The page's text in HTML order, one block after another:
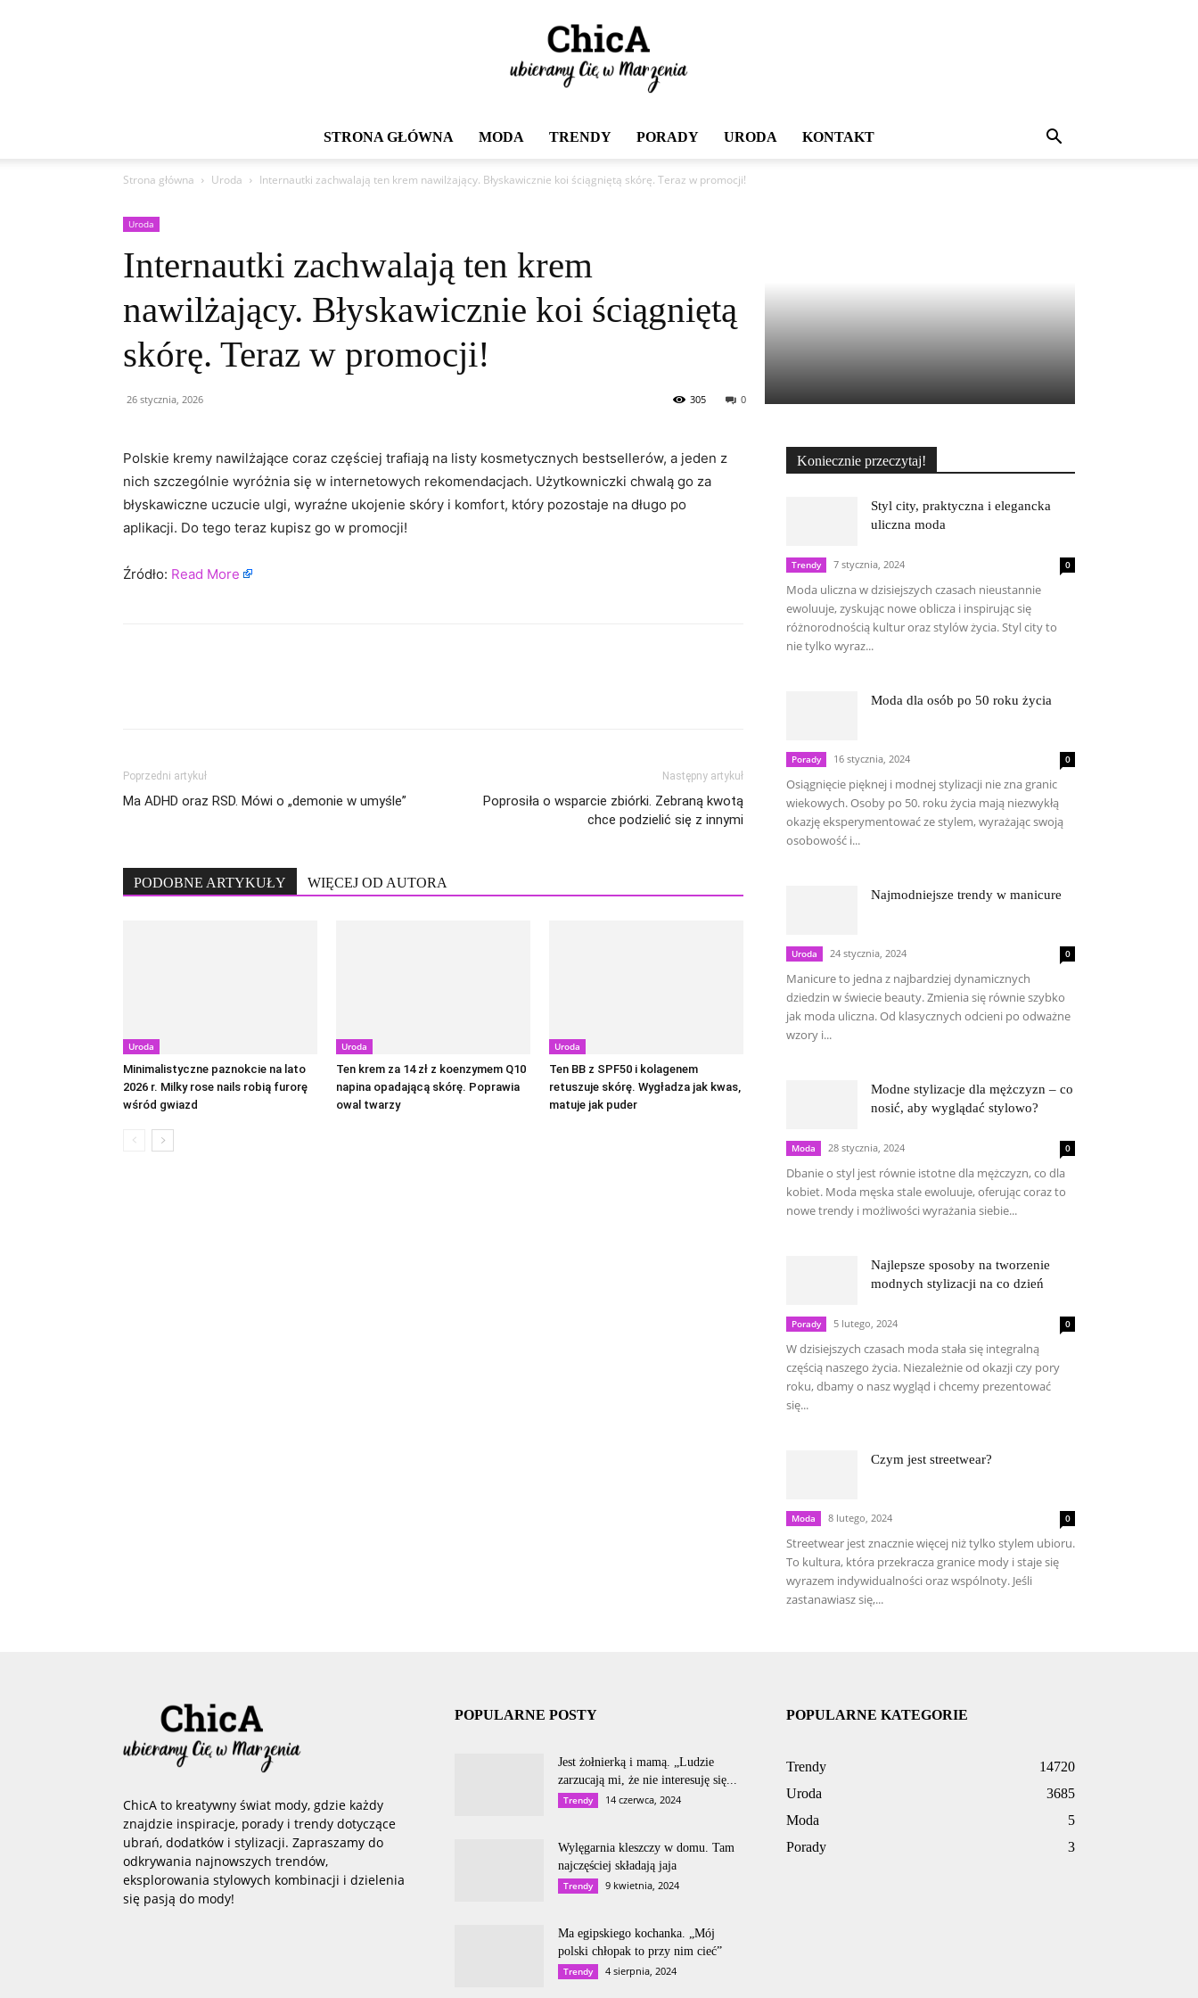
STRONA GŁÓWNA MODA TRENDY PORADY URODA KONTAKT
Strona główna Uroda Internautki zachwalają ten krem nawilżający. Błyskawicznie koi ściągniętą skórę. Teraz w promocji!
Uroda
Internautki zachwalają ten krem
nawilżający. Błyskawicznie koi ściągniętą
skórę. Teraz w promocji!
26 stycznia, 2026 0
305
Polskie kremy nawilżające coraz częściej trafiają na listy kosmetycznych bestsellerów, a jeden z
nich szczególnie wyróżnia się w internetowych rekomendacjach. Użytkowniczki chwalą go za
błyskawiczne uczucie ulgi, wyraźne ukojenie skóry i komfort, który pozostaje na długo po
aplikacji. Do tego teraz kupisz go w promocji!
Źródło: Read More
Poprzedni artykuł
Ma ADHD oraz RSD. Mówi o „demonie w umyśle”
Następny artykuł
Poprosiła o wsparcie zbiórki. Zebraną kwotą
chce podzielić się z innymi
PODOBNE ARTYKUŁY WIĘCEJ OD AUTORA
Uroda
Minimalistyczne paznokcie na lato
2026 r. Milky rose nails robią furorę
wśród gwiazd
Uroda
Ten krem za 14 zł z koenzymem Q10
napina opadającą skórę. Poprawia
owal twarzy
Uroda
Ten BB z SPF50 i kolagenem
retuszuje skórę. Wygładza jak kwas,
matuje jak puder
Koniecznie przeczytaj!
Styl city, praktyczna i elegancka
uliczna moda
Trendy 7 stycznia, 2024 0
Moda uliczna w dzisiejszych czasach nieustannie
ewoluuje, zyskując nowe oblicza i inspirując się
różnorodnością kultur oraz stylów życia. Styl city to
nie tylko wyraz...
Moda dla osób po 50 roku życia
Porady 16 stycznia, 2024 0
Osiągnięcie pięknej i modnej stylizacji nie zna granic
wiekowych. Osoby po 50. roku życia mają niezwykłą
okazję eksperymentować ze stylem, wyrażając swoją
osobowość i...
Najmodniejsze trendy w manicure
Uroda 24 stycznia, 2024 0
Manicure to jedna z najbardziej dynamicznych
dziedzin w świecie beauty. Zmienia się równie szybko
jak moda uliczna. Od klasycznych odcieni po odważne
wzory i...
Modne stylizacje dla mężczyzn – co
nosić, aby wyglądać stylowo?
Moda 28 stycznia, 2024 0
Dbanie o styl jest równie istotne dla mężczyzn, co dla
kobiet. Moda męska stale ewoluuje, oferując coraz to
nowe trendy i możliwości wyrażania siebie...
Najlepsze sposoby na tworzenie
modnych stylizacji na co dzień
Porady 5 lutego, 2024 0
W dzisiejszych czasach moda stała się integralną
częścią naszego życia. Niezależnie od okazji czy pory
roku, dbamy o nasz wygląd i chcemy prezentować
się...
Czym jest streetwear?
Moda 8 lutego, 2024 0
Streetwear jest znacznie więcej niż tylko stylem ubioru.
To kultura, która przekracza granice mody i staje się
wyrazem indywidualności oraz wspólnoty. Jeśli
zastanawiasz się,...
ChicA to kreatywny świat mody, gdzie każdy
znajdzie inspiracje, porady i trendy dotyczące
ubrań, dodatków i stylizacji. Zapraszamy do
odkrywania najnowszych trendów,
eksplorowania stylowych kombinacji i dzielenia
się pasją do mody!
POPULARNE POSTY
Jest żołnierką i mamą. „Ludzie
zarzucają mi, że nie interesuję się...
Trendy 14 czerwca, 2024
Wylęgarnia kleszczy w domu. Tam
najczęściej składają jaja
Trendy 9 kwietnia, 2024
Ma egipskiego kochanka. „Mój
polski chłopak to przy nim cieć”
Trendy 4 sierpnia, 2024
POPULARNE KATEGORIE
Trendy
14720
Uroda
3685
Moda
5
Porady
3